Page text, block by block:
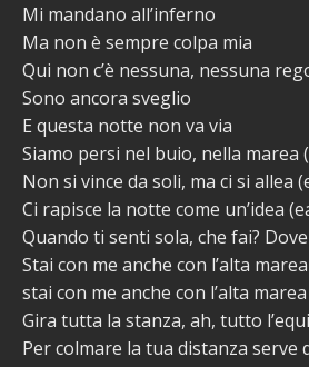
Mi mandano all’inferno
Ma non è sempre colpa mia
Qui non c’è nessuna, nessuna
Sono ancora sveglio
E questa notte non va via
Siamo persi nel buio, nella marea
Non si vince da soli, ma ci si allea
Ci rapisce la notte come un’idea
Quando ti senti sola, che fai? Dove
Stai con me anchе con l’alta marea
stai con me anche con l’alta marea
Gira tutta la stanza, ah, tutto
Per colmare la tua distanza